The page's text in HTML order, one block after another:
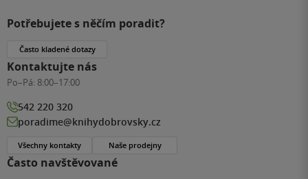
Často navštěvované
Potřebujete s něčím poradit?
Často kladené dotazy
Kontaktujte nás
Po–Pá: 8:00–17:00
542 220 320
poradime@knihydobrovsky.cz
Všechny kontakty Naše prodejny